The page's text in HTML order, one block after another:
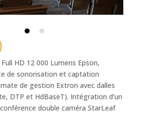
HD 12 000 Lumens Epson,
de sonorisation et captation
de gestion Extron avec dalles
DTP et HdBaseT). Intégration d’un
double caméra StarLeaf